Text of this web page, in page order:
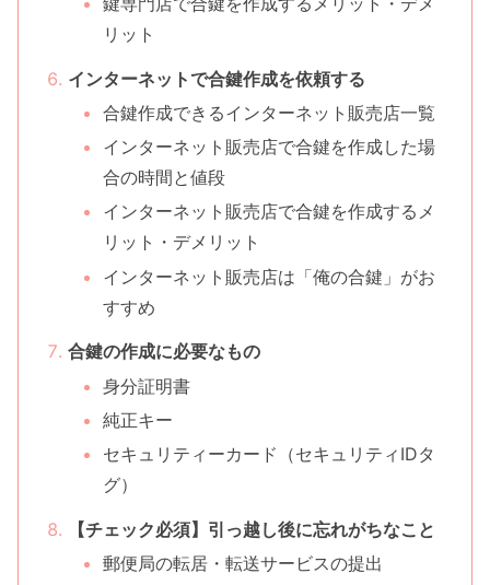
リット
インターネットで合鍵作成を依頼する
合鍵作成できるインターネット販売店一覧
インターネット販売店で合鍵を作成した場
合の時間と値段
インターネット販売店で合鍵を作成するメ
リット・デメリット
インターネット販売店は「俺の合鍵」がお
すすめ
合鍵の作成に必要なもの
身分証明書
純正キー
セキュリティーカード（セキュリティIDタ
グ）
【チェック必須】引っ越し後に忘れがちなこと
郵便局の転居・転送サービスの提出